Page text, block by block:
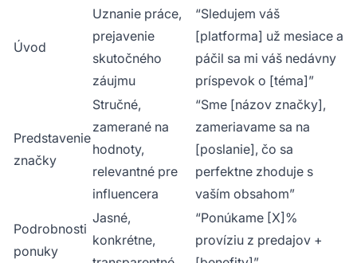
Úvod
Uznanie práce,
prejavenie
skutočného
záujmu
“Sledujem váš
[platforma] už mesiace a
páčil sa mi váš nedávny
príspevok o [téma]”
Predstavenie
značky
Stručné,
zamerané na
hodnoty,
relevantné pre
influencera
“Sme [názov značky],
zameriavame sa na
[poslanie], čo sa
perfektne zhoduje s
vaším obsahom”
Podrobnosti
ponuky
Jasné,
konkrétne,
“Ponúkame [X]%
províziu z predajov +